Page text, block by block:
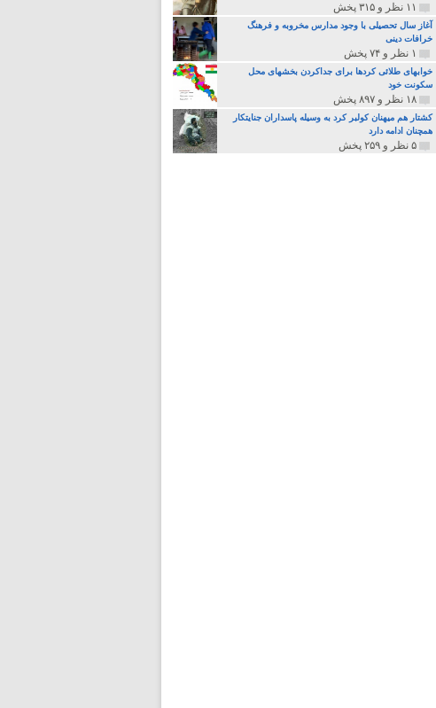
۱۱ نظر و ۳۱۵ پخش
آغاز سال تحصیلی با وجود مدارس مخروبه و فرهنگ
خرافات دینی
۱ نظر و ۷۴ پخش
خوابهای طلائی کردها برای جداکردن بخشهای محل
سکونت خود
۱۸ نظر و ۸۹۷ پخش
کشتار هم میهنان کولبر کرد به وسیله پاسداران جنایتکار
همچنان ادامه دارد
۵ نظر و ۲۵۹ پخش